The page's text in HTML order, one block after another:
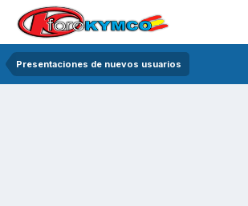
Presentaciones de nuevos usuarios